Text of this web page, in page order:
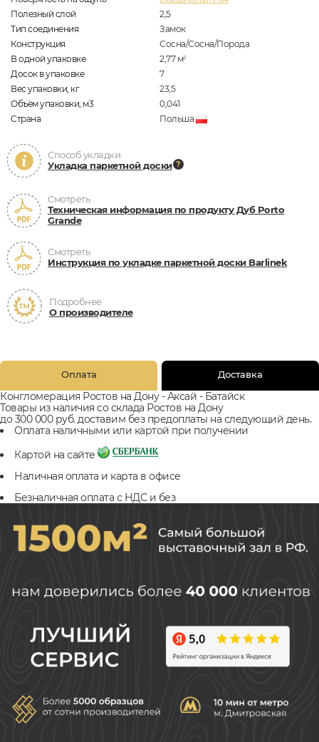
Полезный слой
2,5
Тип соединения
Замок
Конструкция
Сосна/Сосна/Порода
В одной упаковке
2,77 м2
Досок в упаковке
7
Вес упаковки, кг
23,5
Объём упаковки, м3
0,041
Страна
Польша
Способ укладки
Укладка паркетной доски
Смотреть
Техническая информация по продукту Дуб Porto
Grande
Смотреть
Инструкция по укладке паркетной доски Barlinek
Подробнее
О производителе
Оплата Доставка
Конгломерация Ростов на Дону - Аксай - Батайск
Товары из наличия со склада Ростов на Дону
до 300 000 руб. доставим без предоплаты на следующий день.
Оплата наличными или картой при получении
Картой на сайте
Наличная оплата и карта в офисе
Безналичная оплата с НДС и без